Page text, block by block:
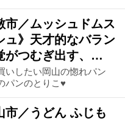
見・真庭エリア
山県全域
市／ムッシュドムス
ュ》天才的なバラン
がつむぎ出す、…
いしたい岡山の惚れパン
ンのとりこ♥
市／うどん ふじも